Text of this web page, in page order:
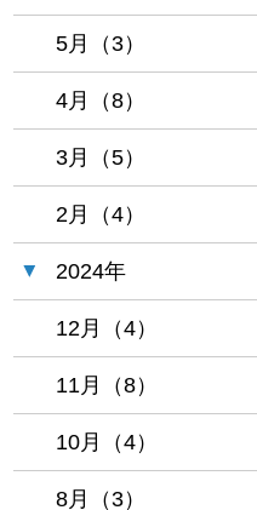
5月（3）
4月（8）
3月（5）
2月（4）
2024年
12月（4）
11月（8）
10月（4）
8月（3）